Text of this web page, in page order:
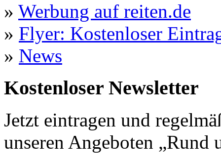
» Werbung auf reiten.de
» Flyer: Kostenloser
» News
Kostenloser Newsletter
Jetzt eintragen und
unseren Angeboten „Rund